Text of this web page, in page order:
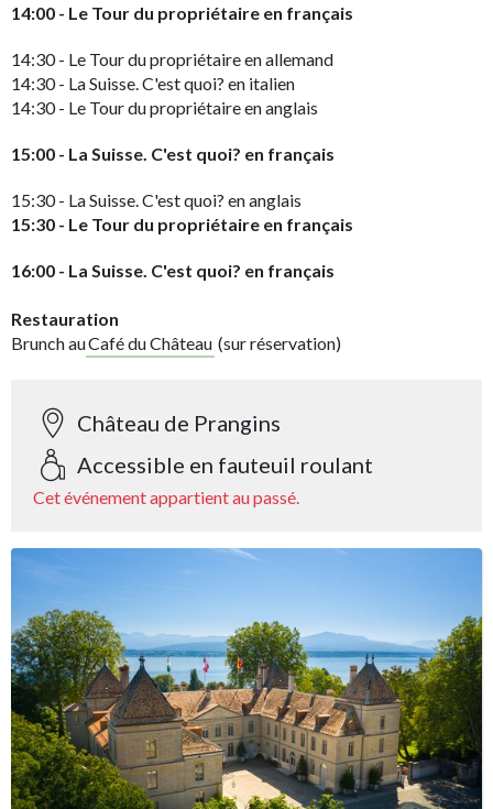
14:00 - Le Tour du propriétaire en français
14:30 - Le Tour du propriétaire en allemand
14:30 - La Suisse. C'est quoi? en italien
14:30 - Le Tour du propriétaire en anglais
15:00 - La Suisse. C'est quoi? en français
15:30 - La Suisse. C'est quoi? en anglais
15:30 - Le Tour du propriétaire en français
16:00 - La Suisse. C'est quoi? en français
Restauration
Brunch auCafé du Château (sur réservation)
Château de Prangins
Accessible en fauteuil roulant
Cet événement appartient au passé.